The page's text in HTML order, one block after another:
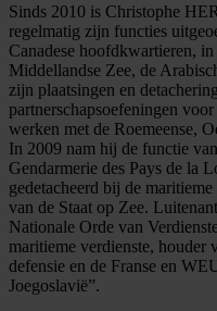
Sinds 2010 is Christophe
regelmatig zijn functies
Canadese hoofdkwartieren,
Middellandse Zee, de
zijn plaatsingen en
partnerschapsoefeningen
werken met de Roemeense,
In 2009 nam hij de functie
Gendarmerie des Pays de la
gedetacheerd bij de
van de Staat op Zee.
Nationale Orde van
maritieme verdienste, houder
defensie en de Franse en
Joegoslavië”.